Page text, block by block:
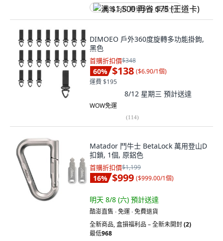
满 $1,500 再省 $75 (王道卡)
DIMOEO 戶外360度旋轉多功能掛鉤,
黑色
首購折扣價$348
60% $138 ($6.90/1個)
運費 $195
8/12 星期三 預計送達
WOW免運
(114)
Matador 鬥牛士 BetaLock 萬用登山D
扣鎖, 1個, 原鋁色
首購折扣價$1,199
16% $999 ($999.00/1個)
明天 8/8 (六) 預計送達
酷澎直售 ∙ 免運 ∙ 免費退貨
全新商品,盒損福利品 – 全新未開封(2)
最低968